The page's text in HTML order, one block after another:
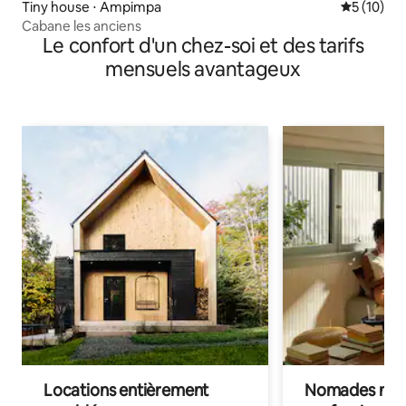
Tiny house ⋅ Ampimpa
5 (10)
Cabane les anciens
Le confort d'un chez-soi et des tarifs
mensuels avantageux
Locations entièrement
Nomades